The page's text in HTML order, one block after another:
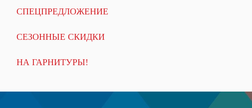
СПЕЦПРЕДЛОЖЕНИЕ
СЕЗОННЫЕ СКИДКИ
НА ГАРНИТУРЫ!